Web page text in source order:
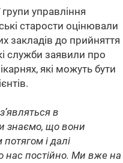
управління
старости оцінювали
закладів до прийняття
служби заявили про
які можуть бути
в
знаємо, що вони
і далі
нас постійно. Ми вже на